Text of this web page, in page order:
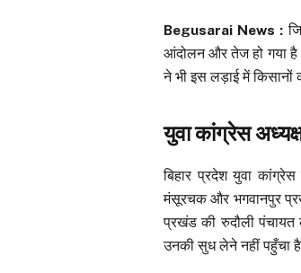
Begusarai News :
आंदोलन और तेज हो गया
ने भी इस लड़ाई में किसानों
युवा कांग्रेस
बिहार प्रदेश युवा
मंसूरचक और भगवानपुर
प्रखंड की रुदौली
उनकी सुध लेने नहीं पहुँचा